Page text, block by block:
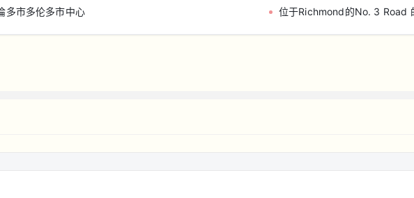
多市多伦多市中心 位于Richmond的No. 3 Road